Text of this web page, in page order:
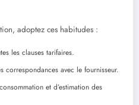
adoptez ces habitudes :
les clauses tarifaires.
correspondances avec le fournisseur.
et d’estimation des